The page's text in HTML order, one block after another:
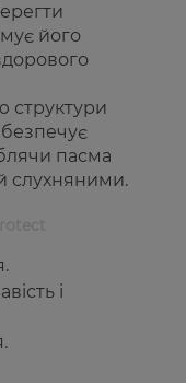
його
структури
пасма
слухняними.
і